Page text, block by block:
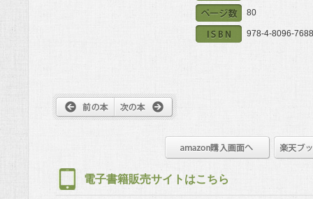
80
978-4-8096-
電子書籍販売サイトはこちら